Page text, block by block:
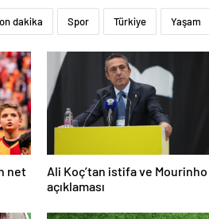
dakika Spor Türkiye Yaşam
net
Ali Koç’tan istifa ve Mourinho
açıklaması